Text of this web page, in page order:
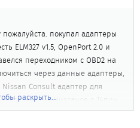
покупал адаптеры
ELM327 v1.5, OpenPort 2.0 и
переходником с OBD2 на
через данные адаптеры,
Consult адаптер для
стареньких Ниссанов с 14пин
раскрыть...